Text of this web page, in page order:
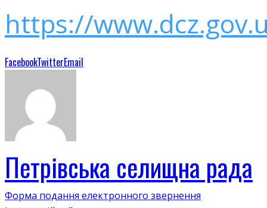
https://
FacebookTwitterEmail
Петрівська селищна рада
Форма подання електронного звернення